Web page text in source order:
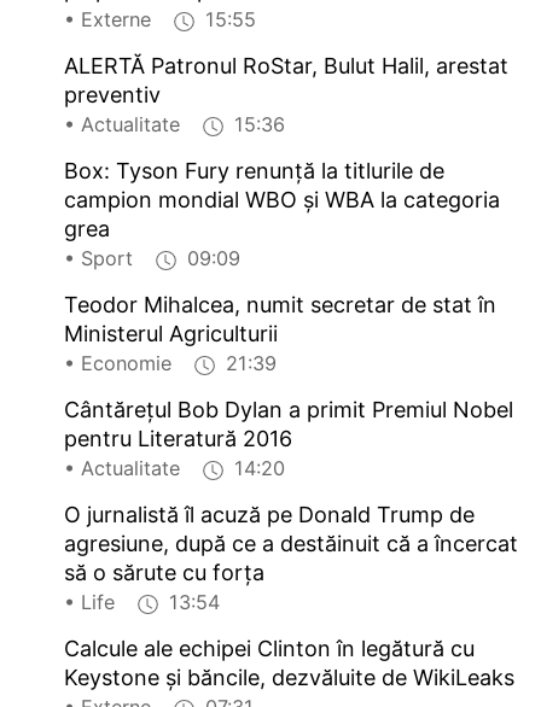
• Externe 15:55
ALERTĂ Patronul RoStar, Bulut Halil, arestat
preventiv
• Actualitate 15:36
Box: Tyson Fury renunță la titlurile de
campion mondial WBO și WBA la categoria
grea
• Sport 09:09
Teodor Mihalcea, numit secretar de stat în
Ministerul Agriculturii
• Economie 21:39
Cântăreţul Bob Dylan a primit Premiul Nobel
pentru Literatură 2016
• Actualitate 14:20
O jurnalistă îl acuză pe Donald Trump de
agresiune, după ce a destăinuit că a încercat
să o sărute cu forţa
• Life 13:54
Calcule ale echipei Clinton în legătură cu
Keystone și băncile, dezvăluite de WikiLeaks